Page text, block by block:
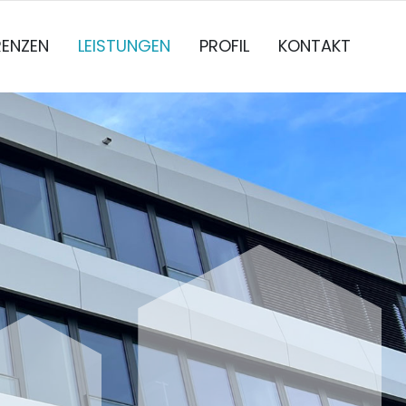
LEISTUNGEN PROFIL KONTAKT